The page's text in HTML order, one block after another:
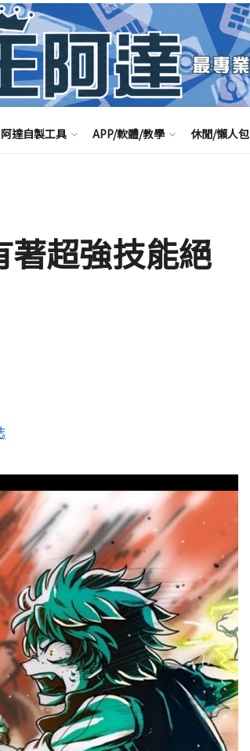
阿達自製工具 APP/軟體/教學 休閒/懶人包
超強技能絕